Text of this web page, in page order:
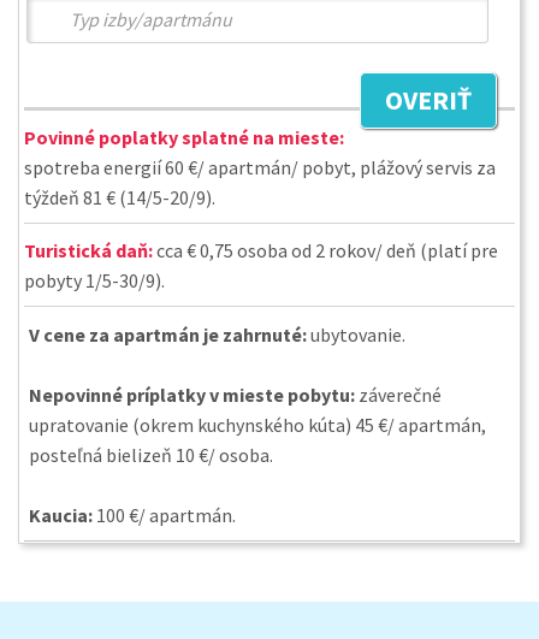
OVERIŤ
Povinné poplatky splatné na mieste:
spotreba energií 60 €/ apartmán/ pobyt, plážový servis za
týždeň 81 € (14/5-20/9).
Turistická daň:cca € 0,75 osoba od 2 rokov/ deň (platí pre
pobyty 1/5-30/9).
V cene za apartmán je zahrnuté:ubytovanie.
Nepovinné príplatky v mieste pobytu: záverečné
upratovanie (okrem kuchynského kúta) 45 €/ apartmán,
posteľná bielizeň 10 €/ osoba.
Kaucia: 100 €/ apartmán.